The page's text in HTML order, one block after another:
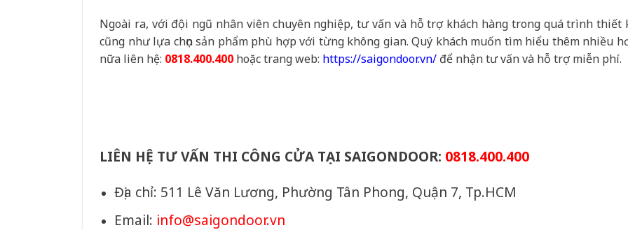
Ngoài ra, với đội ngũ nhân viên chuyên nghiệp, tư vấn và hỗ trợ khách hàng trong quá trình thiết
cũng như lựa chọn sản phẩm phù hợp với từng không gian. Quý khách muốn tìm hiểu thêm nhiều
nữa liên hệ: 0818.400.400 hoặc trang web: https://saigondoor.vn/ để nhận tư vấn và hỗ trợ miễn phí.
LIÊN HỆ TƯ VẤN THI CÔNG CỬA TẠI SAIGONDOOR: 0818.400.400
Địa chỉ: 511 Lê Văn Lương, Phường Tân Phong, Quận 7, Tp.HCM
Email: info@saigondoor.vn